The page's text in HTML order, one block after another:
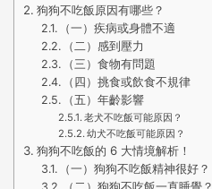
狗狗不吃飯原因有哪些？
（一）疾病或身體不適
（二）感到壓力
（三）食物有問題
（四）挑食或飲食不規律
（五）年齡影響
老犬不吃飯可能原因？
幼犬不吃飯可能原因？
狗狗不吃飯的 6 大情境解析！
（一）狗狗不吃飯精神很好？